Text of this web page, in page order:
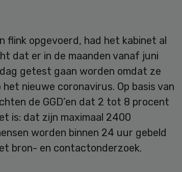
opgevoerd, had het kabinet al
dat er in de maanden vanaf juni
getest gaan worden omdat ze
nieuwe coronavirus. Op basis van
de GGD’en dat 2 tot 8 procent
is: dat zijn maximaal 2400
worden binnen 24 uur gebeld
bron- en contactonderzoek.